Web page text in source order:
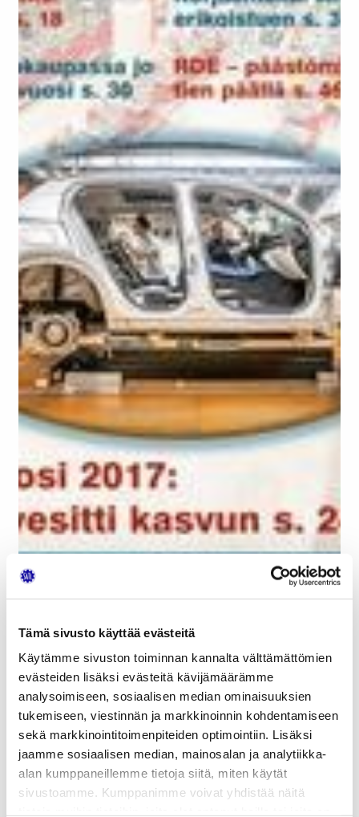
Tämä sivusto käyttää evästeitä
Käytämme sivuston toiminnan kannalta välttämättömien
evästeiden lisäksi evästeitä kävijämäärämme
analysoimiseen, sosiaalisen median ominaisuuksien
tukemiseen, viestinnän ja markkinoinnin kohdentamiseen
sekä markkinointitoimenpiteiden optimointiin. Lisäksi
jaamme sosiaalisen median, mainosalan ja analytiikka-
alan kumppaneillemme tietoja siitä, miten käytät
sivustoamme. Kumppanimme voivat yhdistää näitä